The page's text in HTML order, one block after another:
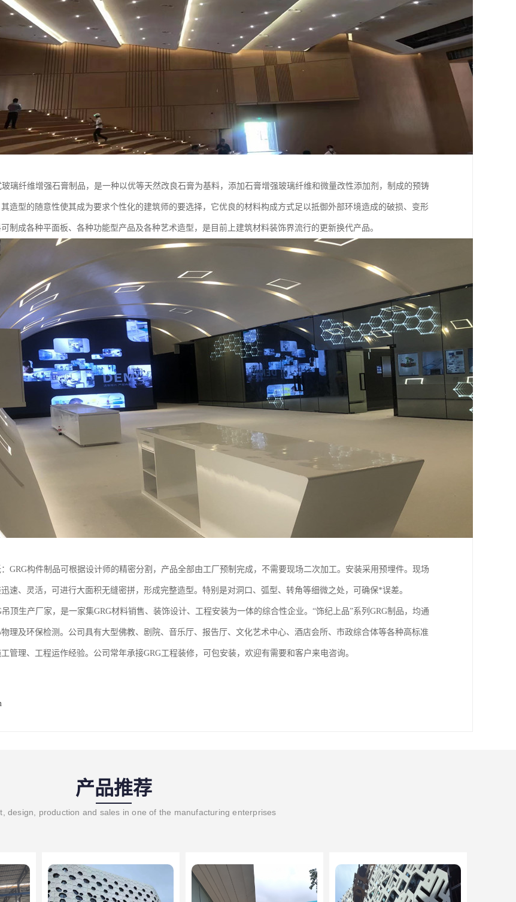
玻璃纤维增强石膏制品，是一种以优等天然改良石膏为基料，添加石膏增强玻璃纤维和微量改性添加剂，制成的预铸
造型的随意性使其成为要求个性化的建筑师的要选择，它优良的材料构成方式足以抵御外部环境造成的破损、变形
制成各种平面板、各种功能型产品及各种艺术造型，是目前上建筑材料装饰界流行的更新换代产品。
GRG构件制品可根据设计师的精密分割，产品全部由工厂预制完成，不需要现场二次加工。安装采用预埋件。现场
速、灵活，可进行大面积无缝密拼，形成完整造型。特别是对洞口、弧型、转角等细微之处，可确保*误差。
吊顶生产厂家，是一家集GRG材料销售、装饰设计、工程安装为一体的综合性企业。“饰纪上品”系列GRG制品，均通
理及环保检测。公司具有大型佛教、剧院、音乐厅、报告厅、文化艺术中心、酒店会所、市政综合体等各种高标准
管理、工程运作经验。公司常年承接GRG工程装修，可包安装，欢迎有需要和客户来电咨询。
产品推荐
design, production and sales in one of the manufacturing enterprises